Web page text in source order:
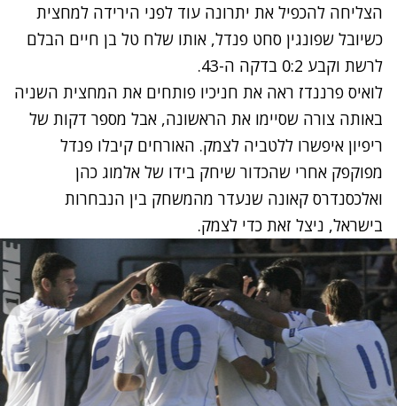
הצליחה להכפיל את יתרונה עוד לפני הירידה למחצית
כשיובל שפונגין סחט פנדל, אותו שלח טל בן חיים הבלם
לרשת וקבע 0:2 בדקה ה-43.
לואיס פרננדז ראה את חניכיו פותחים את המחצית השניה
באותה צורה שסיימו את הראשונה, אבל מספר דקות של
ריפיון איפשרו ללטביה לצמק. האורחים קיבלו פנדל
מפוקפק אחרי שהכדור שיחק בידו של אלמוג כהן
ואלכסנדרס קאונה שנעדר מהמשחק בין הנבחרות
בישראל, ניצל זאת כדי לצמק.